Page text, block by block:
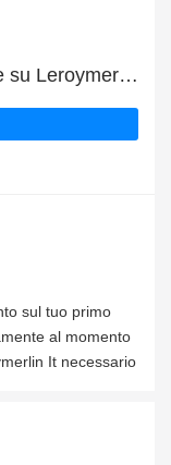
Sconto del 6% per il primo ordine su Leroymerlin It
sul tuo primo
al momento
It necessario